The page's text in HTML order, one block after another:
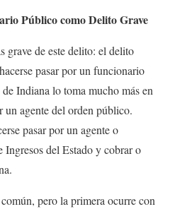
Público como Delito Grave
grave de este delito: el delito
pasar por un funcionario
Indiana lo toma mucho más en
un agente del orden público.
pasar por un agente o
Ingresos del Estado y cobrar o
pero la primera ocurre con